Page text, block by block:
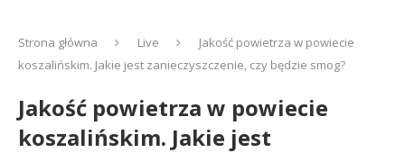
Strona główna Live
Jakość powietrza w powiecie
koszalińskim. Jakie jest zanieczyszczenie, czy będzie smog?
Jakość powietrza w powiecie
koszalińskim. Jakie jest